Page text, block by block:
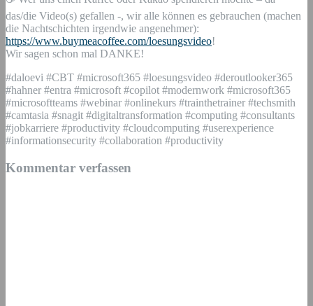
das/die Video(s) gefallen -, wir alle können es gebrauchen (machen
die Nachtschichten irgendwie angenehmer):
https://www.buymeacoffee.com/loesungsvideo!
Wir sagen schon mal DANKE!
#daloevi #CBT #microsoft365 #loesungsvideo #deroutlooker365
#hahner #entra #microsoft #copilot #modernwork #microsoft365
#microsoftteams #webinar #onlinekurs #trainthetrainer #techsmith
#camtasia #snagit #digitaltransformation #computing #consultants
#jobkarriere #productivity #cloudcomputing #userexperience
#informationsecurity #collaboration #productivity
Kommentar verfassen